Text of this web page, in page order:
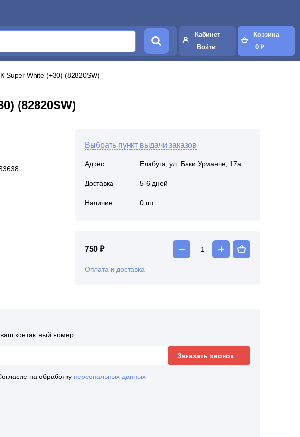
Кабинет
Войти
Корзина
0 ₽
Super White (+30) (82820SW)
(82820SW)
Выбрать пункт выдачи заказов
Адрес Елабуга, ул. Баки Урманче, 17а
Доставка 5-6 дней
Наличие 0 шт.
750 ₽
Оплата и доставка
контактный номер
Заказать звонок
на обработку персональных данных